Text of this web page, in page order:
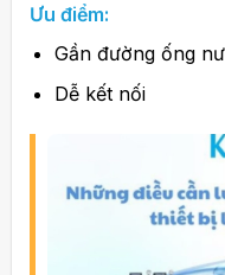
Ưu điểm:
Gần đường ống
Dễ kết nối